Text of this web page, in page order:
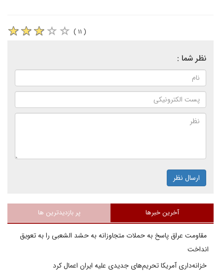
( ۱۱ )
نظر شما :
ارسال نظر
آخرین خبرها پر بازدیدترین ها
مقاومت عراق پاسخ به حملات متجاوزانه به حشد الشعبی را به تعویق
انداخت
خزانه‌داری آمریکا تحریم‌های جدیدی علیه ایران اعمال کرد